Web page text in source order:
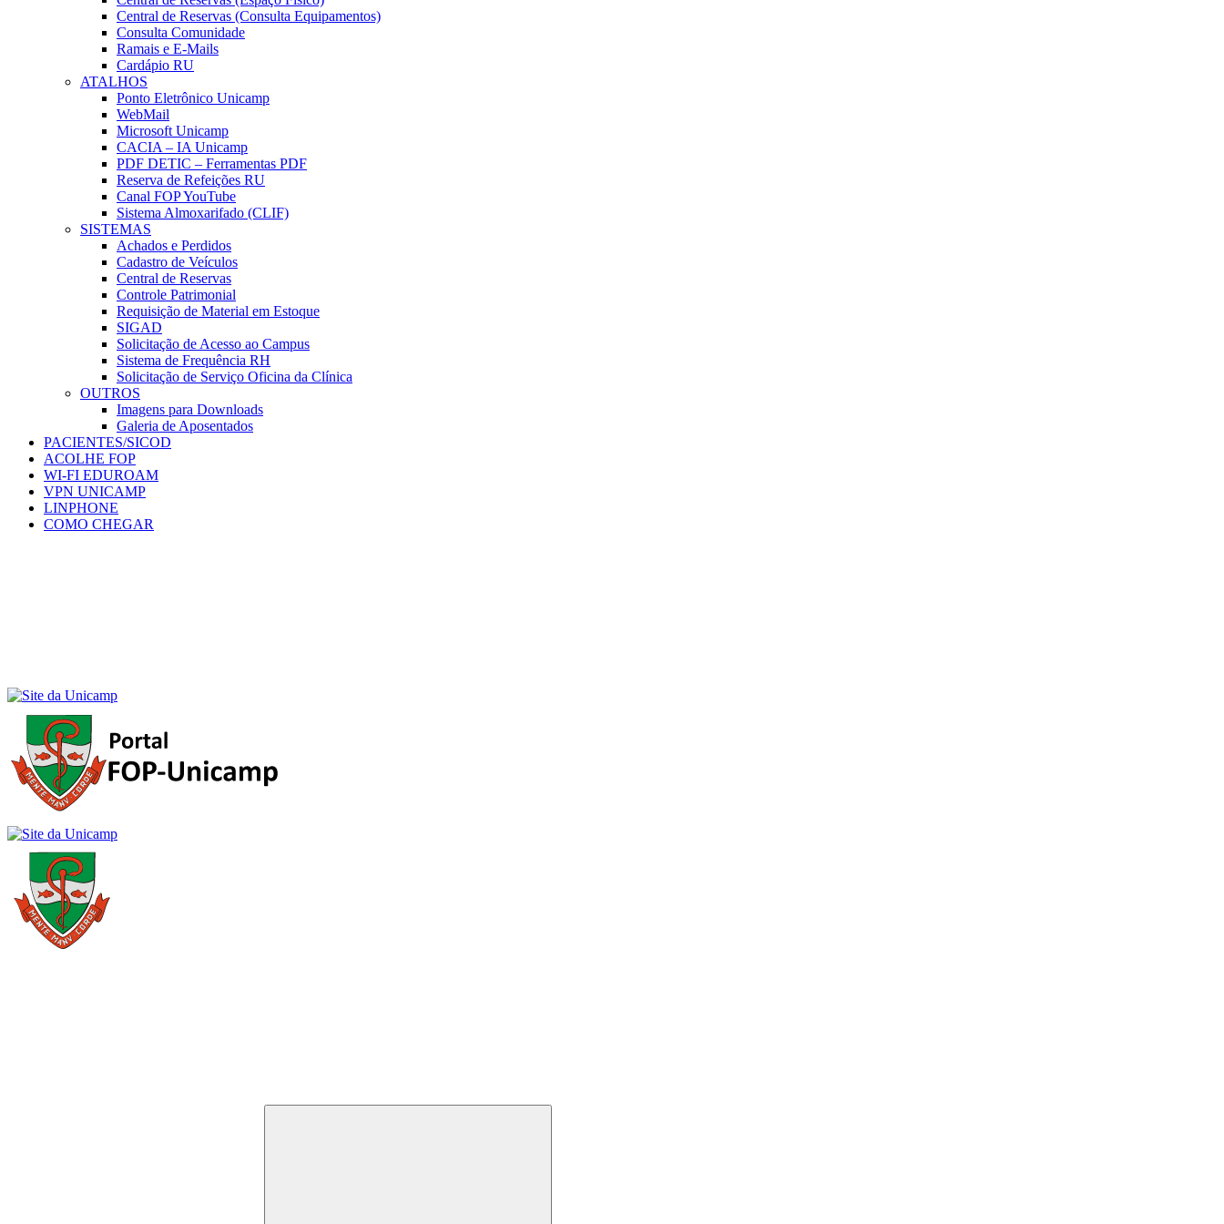
Central de Reservas (Consulta Equipamentos)
Consulta Comunidade
Ramais e E-Mails
Cardápio RU
ATALHOS
Ponto Eletrônico Unicamp
WebMail
Microsoft Unicamp
CACIA – IA Unicamp
PDF DETIC – Ferramentas PDF
Reserva de Refeições RU
Canal FOP YouTube
Sistema Almoxarifado (CLIF)
SISTEMAS
Achados e Perdidos
Cadastro de Veículos
Central de Reservas
Controle Patrimonial
Requisição de Material em Estoque
SIGAD
Solicitação de Acesso ao Campus
Sistema de Frequência RH
Solicitação de Serviço Oficina da Clínica
OUTROS
Imagens para Downloads
Galeria de Aposentados
PACIENTES/SICOD
ACOLHE FOP
WI-FI EDUROAM
VPN UNICAMP
LINPHONE
COMO CHEGAR